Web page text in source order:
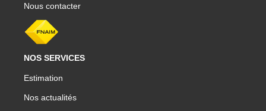
Nous contacter
NOS SERVICES
Estimation
Nos actualités